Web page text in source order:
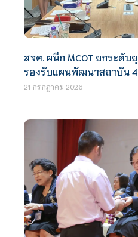
สจด. ผนึก MCOT ยกระดั
รองรับแผนพัฒนาสถาบัน
21 กรกฎาคม 2026